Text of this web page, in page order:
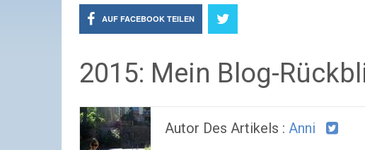
AUF FACEBOOK TEILEN
2015: Mein Blog-
Autor Des Artikels : Anni